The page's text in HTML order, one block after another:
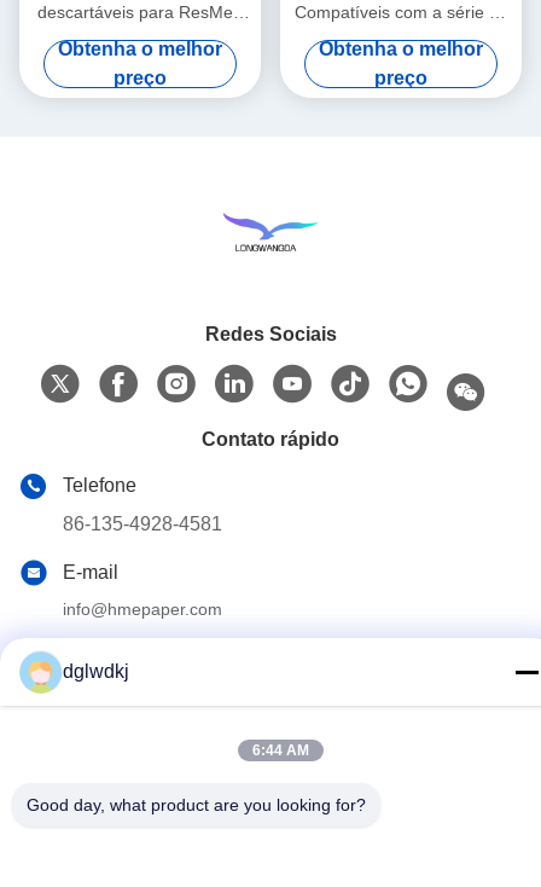
descartáveis para ResMed
AirSense 10 - AirCurve 10 -
Obtenha o melhor
preço
Compatíveis com a série de
suprimentos Airsense 11
Obtenha o melhor
preço
Redes Sociais
Contato rápido
Telefone
86-135-4928-4581
E-mail
info@hmepaper.com
Huizhou, província de Guangdong, China
dglwdkj
6:44 AM
Good day, what product are you looking for?